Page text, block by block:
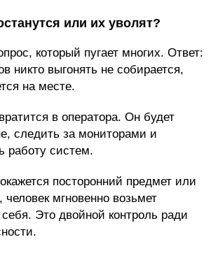
или их уволят?
который пугает многих. Ответ:
никто выгонять не собирается,
на месте.
в оператора. Он будет
следить за мониторами и
работу систем.
посторонний предмет или
мгновенно возьмет
Это двойной контроль ради